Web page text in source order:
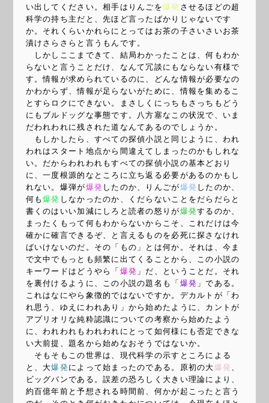
い出してください。相手はりんごを爆発 させるほどの超
科学の持ち主だと、先ほど言ったばかりじゃないです
か。それくらいかれらにとってはお茶の子さいさいお茶
漬けさらさらと言うもんです。
しかしここまできて、結局わかったことは、何もわか
らないと言うことだけ、なんて冗談にもならない有様で
す。情報が求められているのに、どんな情報が必要なの
かわからず、情報が足らないがために、情報を集めるこ
とすらロクにできない。まさしくにっちもさっちもどう
にもブルドッグな事態です。八方塞なこの状況で、いま
だわれわれに残された道なんてあるのでしょうか。
もしかしたら、すべての探偵小説と同じように、われ
われはスタート地点から間違えてしまったのかもしれな
い。だからわれわれもすべての探偵小説の基本どおり
に、一度根源的なところに立ち返る必要があるのかもし
れない。爆弾が爆発 したのか、りんごが爆発 したのか、
何も爆発 しなかったのか、くだらないことをだらだらと
書くのはいい加減にしろと読者の怒りが爆発するのか、
まったくもって何もわからないからこそ、これだけは今
確かに確言できるぞ、と言えるものを必死に探さなけれ
ばいけないのだ。その「もの」とは何か。それは、今ま
で文中でもっとも頻繁に出てくることから、この小説の
キーワードはどうやら「 爆発 」だ、ということだ。それ
を裏付けるように、この小説の題名も「 爆発 」である。
これはなにやら象徴的ではないですか。デカルトが「わ
れ思う、ゆえにわれあり」から始めたように、カントが
アプリオリな純粋認識についての考察から始めたよう
に、われわれもわれわれにとって如何様にも否定できな
い大前提、題名から始めなおそうではないか。
そもそもこの世界は、現代科学の示すところによる
と、大爆発 によって始まったのである。原初の大爆発 、
ビッグバンである。誤差の恐ろしく大きい理論により、
約百億年前と予想される時間前、何かが起こったと言う